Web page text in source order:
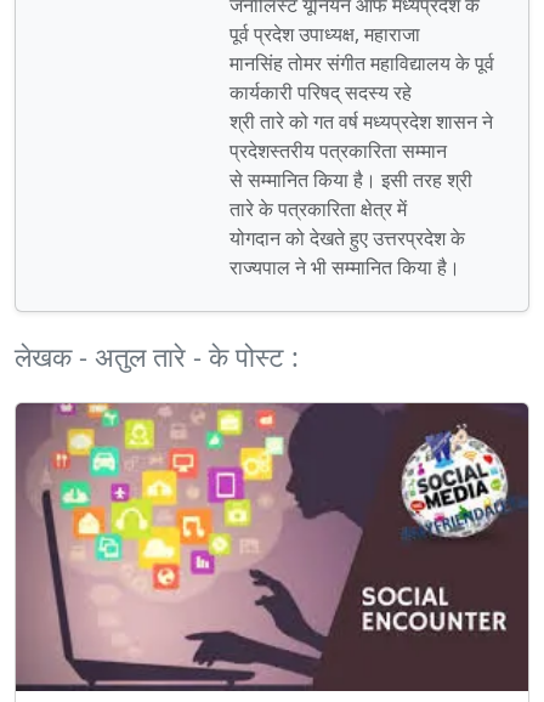
पूर्व प्रदेश उपाध्यक्ष, महाराजा
मानसिंह तोमर संगीत महाविद्यालय के पूर्व
कार्यकारी परिषद् सदस्य रहे
श्री तारे को गत वर्ष मध्यप्रदेश शासन ने
प्रदेशस्तरीय पत्रकारिता सम्मान
से सम्मानित किया है। इसी तरह श्री
तारे के पत्रकारिता क्षेत्र में
योगदान को देखते हुए उत्तरप्रदेश के
राज्यपाल ने भी सम्मानित किया है।
लेखक - अतुल तारे - के पोस्ट :